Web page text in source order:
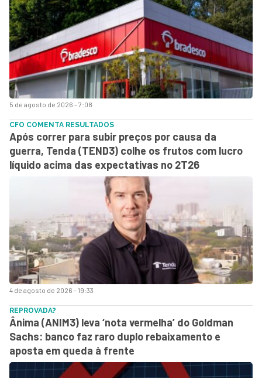
5 de agosto de 2026 - 7:08
4 de agosto de 2026 - 19:33
CFO COMENTA RESULTADOS
Após correr para subir preços por causa da
guerra, Tenda (TEND3) colhe os frutos com lucro
líquido acima das expectativas no 2T26
REPROVADA?
Ânima (ANIM3) leva ‘nota vermelha’ do Goldman
Sachs: banco faz raro duplo rebaixamento e
aposta em queda à frente